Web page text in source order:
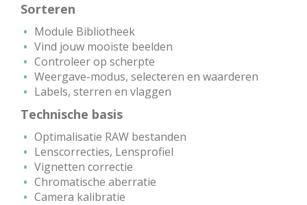
Sorteren
Module Bibliotheek
Vind jouw mooiste beelden
Controleer op scherpte
Weergave-modus, selecteren en waarderen
Labels, sterren en vlaggen
Technische basis
Optimalisatie RAW bestanden
Lenscorrecties, Lensprofiel
Vignetten correctie
Chromatische aberratie
Camera kalibratie